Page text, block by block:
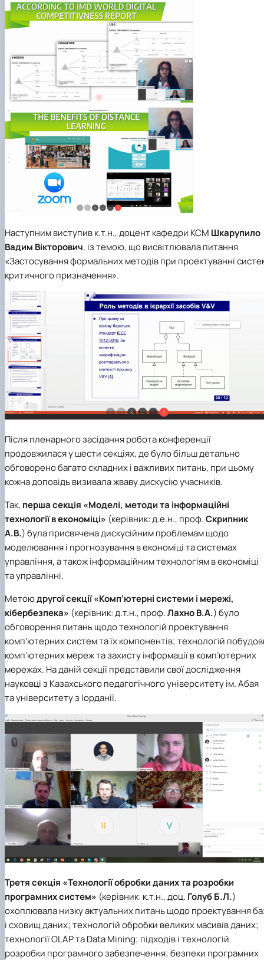
Наступним виступив к.т.н., доцент кафедри КСМ Шкарупило
Вадим Вікторович, із темою, що висвітлювала питання
«Застосування формальних методів при проектуванні
критичного призначення».
Після пленарного засідання робота конференції
продовжилася у шести секціях, де було більш детально
обговорено багато складних і важливих питань, при цьому
кожна доповідь визивала жваву дискусію учасників.
Так, перша секція «Моделі, методи та інформаційні
технології в економіці» (керівник: д.е.н., проф.Скрипник
А.В.) була присвячена дискусійним проблемам щодо
моделювання і прогнозування в економіці та системах
управління, а також інформаційним технологіям в економіці
та управлінні.
Метоюдругої секції «Комп’ютерні системи і мережі,
кібербезпека» (керівник: д.т.н., проф.Лахно В.А.) було
обговорення питань щодо технологій проектування
комп’ютерних систем та їх компонентів; технологій
комп’ютерних мереж та захисту інформації в комп’ютерних
мережах. На даній секції представили свої дослідження
науковці з Казахського педагогічного університету ім. Абая
та університету з Іорданії.
Третя секція «Технології обробки даних та розробки
програмних систем» (керівник: к.т.н., доц. Голуб Б.Л.)
охоплювала низку актуальних питань щодо проектування
і сховищ даних; технологій обробки великих масивів даних;
технології OLAP та Data Mining; підходів і технологій
розробки програмного забезпечення; безпеки програмних